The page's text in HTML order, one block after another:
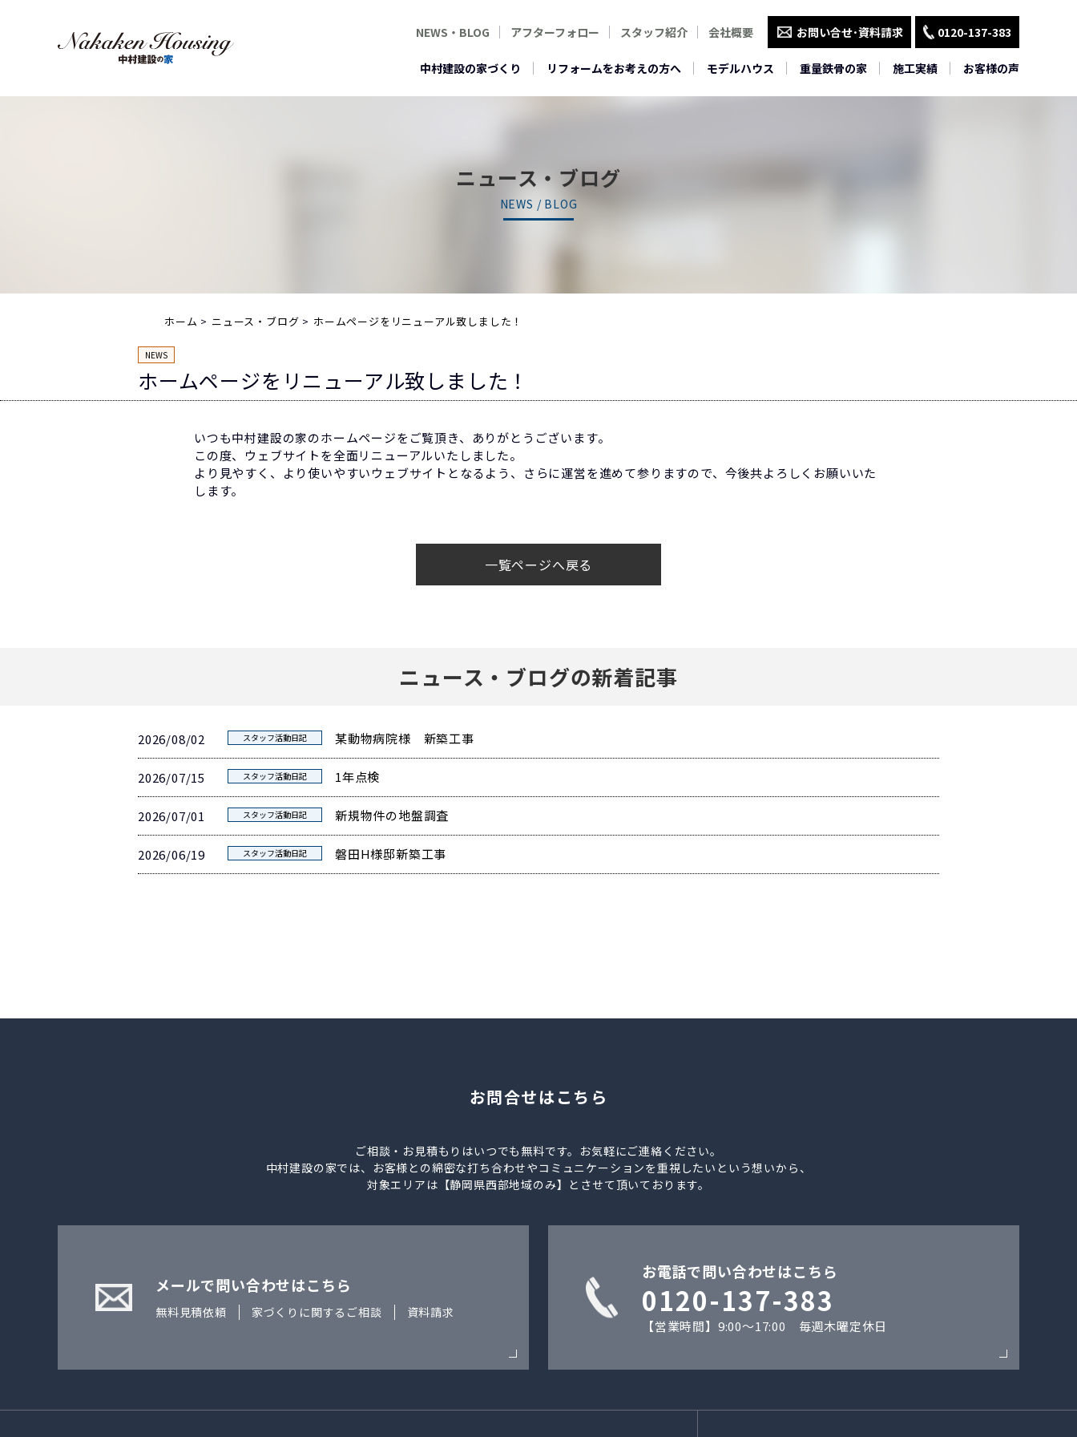
NEWS・BLOG アフターフォロー スタッフ紹介 会社概要 お問い合せ･資料請求 0120-137-383
中村建設の家づくり リフォームをお考えの方へ モデルハウス 重量鉄骨の家 施工実績 お客様の声
ニュース・ブログ
NEWS / BLOG
ホーム ニュース・ブログ ホームページをリニューアル致しました！
NEWS
ホームページをリニューアル致しました！
いつも中村建設の家のホームページをご覧頂き、ありがとうございます。
この度、ウェブサイトを全面リニューアルいたしました。
より見やすく、より使いやすいウェブサイトとなるよう、さらに運営を進めて参りますので、今後共よろしくお願いいた
します。
一覧ページへ戻る
ニュース・ブログの新着記事
2026/08/02 スタッフ活動日記 某動物病院様 新築工事
2026/07/15 スタッフ活動日記 1年点検
2026/07/01 スタッフ活動日記 新規物件の地盤調査
2026/06/19 スタッフ活動日記 磐田H様邸新築工事
お問合せはこちら
ご相談・お見積もりはいつでも無料です。お気軽にご連絡ください。
中村建設の家では、お客様との綿密な打ち合わせやコミュニケーションを重視したいという想いから、
対象エリアは【静岡県西部地域のみ】とさせて頂いております。
メールで問い合わせはこちら
無料見積依頼 家づくりに関するご相談 資料請求
お電話で問い合わせはこちら
0120-137-383
【営業時間】9:00〜17:00 毎週木曜定休日